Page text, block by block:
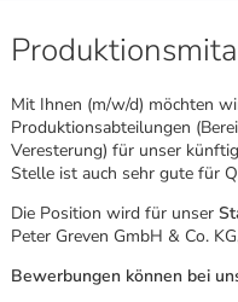
Mit Ihnen (m/w/d) möchten
Produktionsabteilungen
Veresterung) für unser
Stelle ist auch sehr gute für
Die Position wird für unser
Peter Greven GmbH & Co.
Bewerbungen können bei